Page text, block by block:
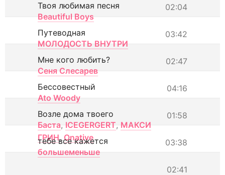
02:04
Твоя любимая песня
Beautiful Boys
03:42
Путеводная
МОЛОДОСТЬ ВНУТРИ
02:47
Мне кого любить?
Сеня Слесарев
04:16
Бессовестный
Ato Woody
01:58
Возле дома твоего
Баста, ICEGERGERT, МАКСИ
ГРИН, Onative 03:38
тебе все кажется
большеменьше
02:41